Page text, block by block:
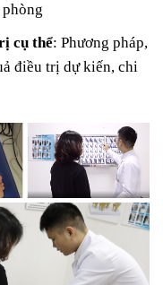
cụ thể: Phương pháp,
điều trị dự kiến, chi